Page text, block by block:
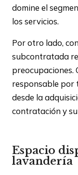
domine el
los servicios.
Por otro lado,
subcontratada
preocupaciones.
responsable por
desde la
contratación y
Espacio
lavandería